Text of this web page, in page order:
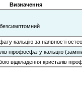
Визначення
кальцію за наявності
пірофосфату кальцію
відкладення кристалів